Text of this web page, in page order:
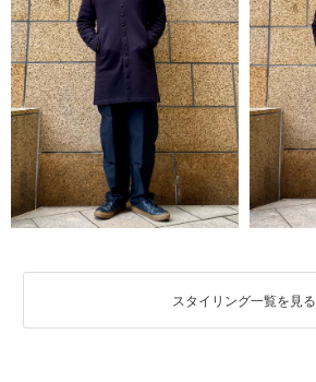
スタイリング一覧を見る